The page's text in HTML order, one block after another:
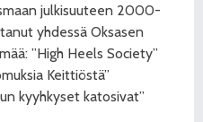
julkisuuteen 2000-
yhdessä Oksasen
”High Heels Society”
Keittiöstä”
kyyhkyset katosivat”